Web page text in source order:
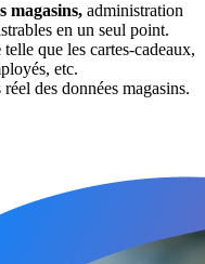
magasins, administration
en un seul point.
telle que les cartes-cadeaux,
etc.
des données magasins.